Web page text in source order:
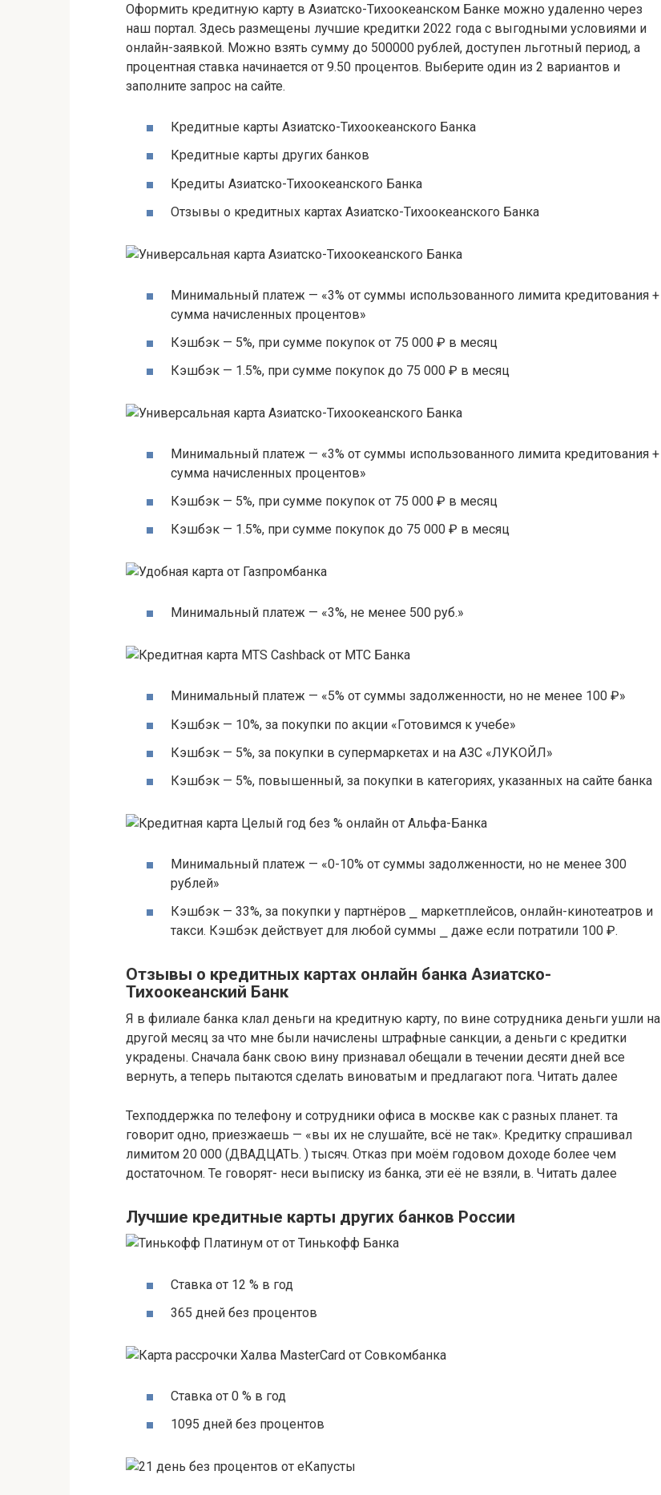
Оформить кредитную карту в Азиатско-Тихоокеанском Банке можно удаленно через
наш портал. Здесь размещены лучшие кредитки 2022 года с выгодными условиями и
онлайн-заявкой. Можно взять сумму до 500000 рублей, доступен льготный период, а
процентная ставка начинается от 9.50 процентов. Выберите один из 2 вариантов и
заполните запрос на сайте.
Кредитные карты Азиатско-Тихоокеанского Банка
Кредитные карты других банков
Кредиты Азиатско-Тихоокеанского Банка
Отзывы о кредитных картах Азиатско-Тихоокеанского Банка
Минимальный платеж — «3% от суммы использованного лимита кредитования +
сумма начисленных процентов»
Кэшбэк — 5%, при сумме покупок от 75 000 ₽ в месяц
Кэшбэк — 1.5%, при сумме покупок до 75 000 ₽ в месяц
Минимальный платеж — «3% от суммы использованного лимита кредитования +
сумма начисленных процентов»
Кэшбэк — 5%, при сумме покупок от 75 000 ₽ в месяц
Кэшбэк — 1.5%, при сумме покупок до 75 000 ₽ в месяц
Минимальный платеж — «3%, не менее 500 руб.»
Минимальный платеж — «5% от суммы задолженности, но не менее 100 ₽»
Кэшбэк — 10%, за покупки по акции «Готовимся к учебе»
Кэшбэк — 5%, за покупки в супермаркетах и на АЗС «ЛУКОЙЛ»
Кэшбэк — 5%, повышенный, за покупки в категориях, указанных на сайте банка
Минимальный платеж — «0-10% от суммы задолженности, но не менее 300
рублей»
Кэшбэк — 33%, за покупки у партнёров ⎯ маркетплейсов, онлайн-кинотеатров и
такси. Кэшбэк действует для любой суммы ⎯ даже если потратили 100 ₽.
Отзывы о кредитных картах онлайн банка Азиатско-
Тихоокеанский Банк
Я в филиале банка клал деньги на кредитную карту, по вине сотрудника деньги ушли на
другой месяц за что мне были начислены штрафные санкции, а деньги с кредитки
украдены. Сначала банк свою вину признавал обещали в течении десяти дней все
вернуть, а теперь пытаются сделать виноватым и предлагают пога. Читать далее
Техподдержка по телефону и сотрудники офиса в москве как с разных планет. та
говорит одно, приезжаешь — «вы их не слушайте, всё не так». Кредитку спрашивал
лимитом 20 000 (ДВАДЦАТЬ. ) тысяч. Отказ при моём годовом доходе более чем
достаточном. Те говорят- неси выписку из банка, эти её не взяли, в. Читать далее
Лучшие кредитные карты других банков России
Ставка от 12 % в год
365 дней без процентов
Ставка от 0 % в год
1095 дней без процентов